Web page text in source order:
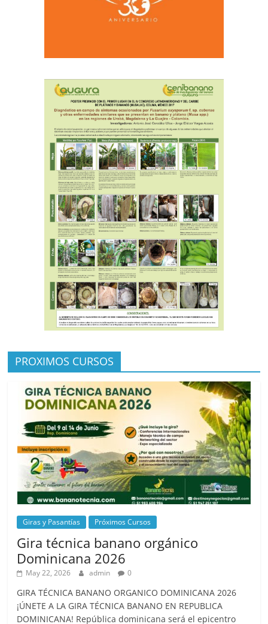
PROXIMOS CURSOS
Giras y Pasantías Próximos Cursos
Gira técnica banano orgánico
Dominicana 2026
May 22, 2026 admin 0
GIRA TÉCNICA BANANO ORGANICO DOMINICANA 2026
¡ÚNETE A LA GIRA TÉCNICA BANANO EN REPUBLICA
DOMINICANA! República dominicana será el epicentro